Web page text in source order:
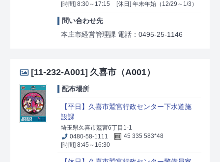
[時間] 8:30～17:15
[休日] 年末年始（12/29～1/3）
問い合わせ先
本庄市経営管理課 電話：0495-25-1146
[11-232-A001] 久喜市（A001）
配布場所
【平日】久喜市鷲宮行政センター下水道施
設課
埼玉県久喜市鷲宮6丁目1-1
0480-58-1111
45 335 583*48
[時間] 8:45～16:30